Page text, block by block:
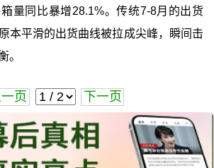
量同比暴增28.1%。传统7-8月的出货
本平滑的出货曲线被拉成尖峰，瞬间击
。
页 下一页